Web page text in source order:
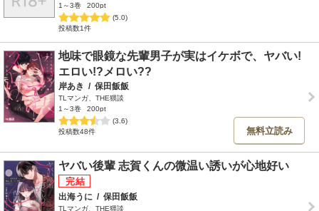
1～3巻
200pt
(5.0)
投稿数1件
地味で眼鏡な先輩男子が実はイケボで、ヤバい!
エロい!?メロい??
岸あき / 保田飯飯
TLマンガ、THE猥談
1～3巻
200pt
(3.6)
投稿数48件
無料立読み
ヤバい後輩 志賀くんの微温い誘いが心地好い
出海うに / 保田飯飯
TLマンガ、THE猥談